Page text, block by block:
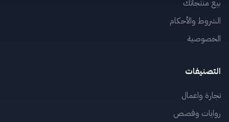
بيع منتجاتك
الشروط والأحكام
الخصوصية
التصنيفات
تجارة واعمال
روايات وقصص